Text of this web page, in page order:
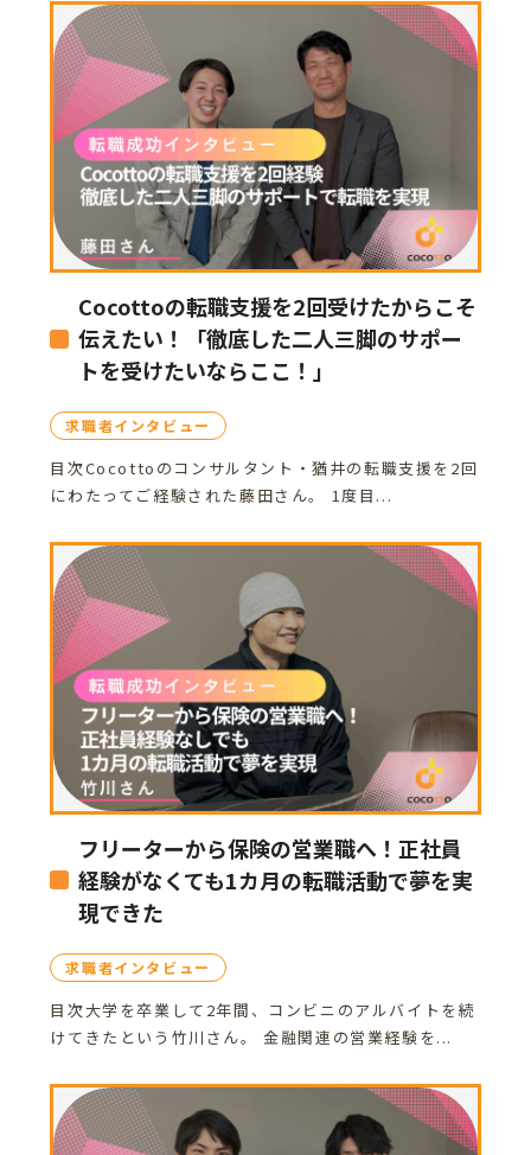
Cocottoの転職支援を2回受けたからこそ
伝えたい！「徹底した二人三脚のサポー
トを受けたいならここ！」
求職者インタビュー
目次Cocottoのコンサルタント・猶井の転職支援を2回
にわたってご経験された藤田さん。 1度目...
フリーターから保険の営業職へ！正社員
経験がなくても1カ月の転職活動で夢を実
現できた
求職者インタビュー
目次大学を卒業して2年間、コンビニのアルバイトを続
けてきたという竹川さん。 金融関連の営業経験を...